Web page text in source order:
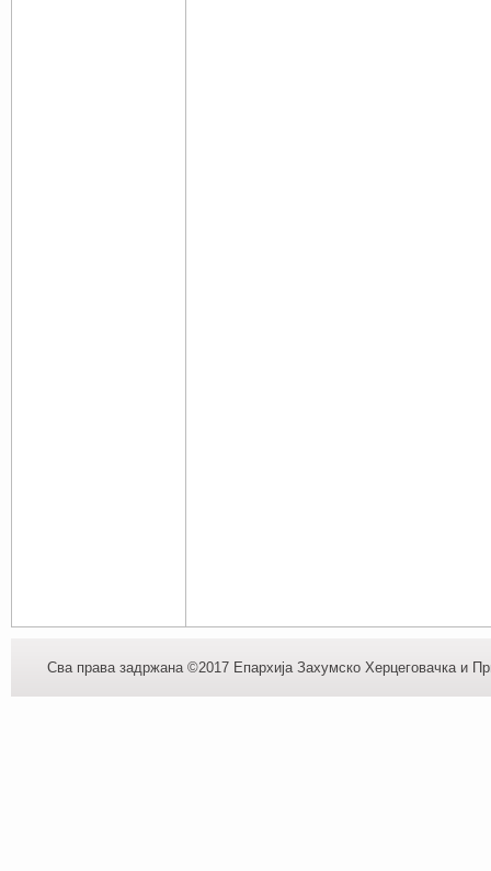
Сва права задржана ©2017 Епархија Захумско Херцеговачка и